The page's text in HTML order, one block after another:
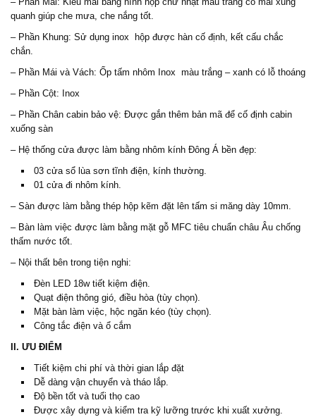
quanh giúp che mưa, che nắng tốt.
– Phần Khung: Sử dụng inox hộp được hàn cố định, kết cấu chắc
chắn.
– Phần Mái và Vách: Ốp tấm nhôm Inox màu trắng – xanh có lỗ thoáng
– Phần Cột: Inox
– Phần Chân cabin bảo vệ: Được gắn thêm bản mã để cố định cabin
xuống sàn
– Hệ thống cửa được làm bằng nhôm kính Đông Á bền đẹp:
03 cửa sổ lùa sơn tĩnh điện, kính thường.
01 cửa đi nhôm kính.
– Sàn được làm bằng thép hộp kẽm đặt lên tấm si măng dày 10mm.
– Bàn làm việc được làm bằng mặt gỗ MFC tiêu chuẩn châu Âu chống
thấm nước tốt.
– Nội thất bên trong tiện nghi:
Đèn LED 18w tiết kiệm điện.
Quạt điện thông gió, điều hòa (tùy chọn).
Mặt bàn làm việc, hộc ngăn kéo (tùy chọn).
Công tắc điện và ổ cắm
II. ƯU ĐIỂM
Tiết kiệm chi phí và thời gian lắp đặt
Dễ dàng vận chuyển và tháo lắp.
Độ bền tốt và tuổi thọ cao
Được xây dựng và kiểm tra kỹ lưỡng trước khi xuất xưởng.